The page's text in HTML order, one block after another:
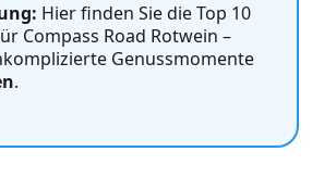
Hier finden Sie die Top 10
Compass Road Rotwein –
Genussmomente
.